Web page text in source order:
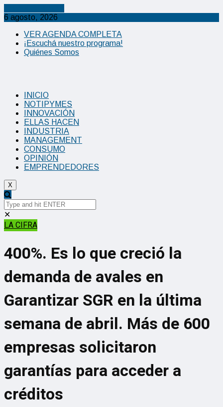
6 agosto, 2026
VER AGENDA COMPLETA
¡Escuchá nuestro programa!
Quiénes Somos
INICIO
NOTIPYMES
INNOVACIÓN
ELLAS HACEN
INDUSTRIA
MANAGEMENT
CONSUMO
OPINIÓN
EMPRENDEDORES
X
✕
LA CIFRA
400%. Es lo que creció la
demanda de avales en
Garantizar SGR en la última
semana de abril. Más de 600
empresas solicitaron
garantías para acceder a
créditos